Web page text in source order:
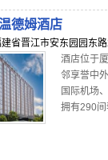
德姆酒店
建省晋江市安东园园东
酒店位于
邻享誉中
国际机场
拥有290